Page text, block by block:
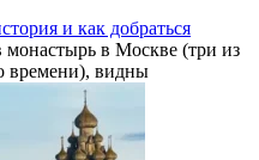
и как добраться
в Москве (три из
времени), видны